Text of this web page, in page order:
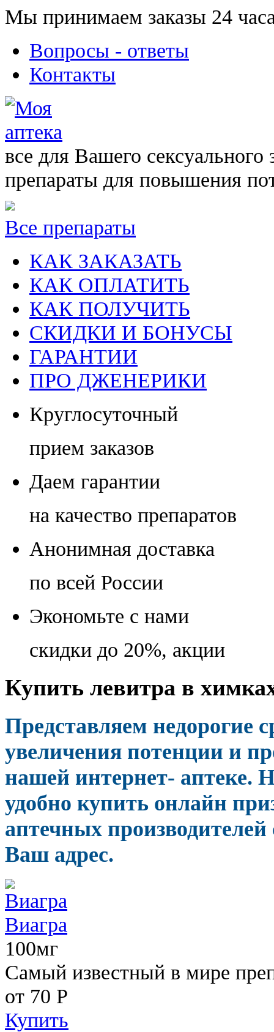
Мы принимаем заказы 24
Вопросы - ответы
Контакты
все для Вашего сексуального
препараты для повышения
Все препараты
КАК ЗАКАЗАТЬ
КАК ОПЛАТИТЬ
КАК ПОЛУЧИТЬ
СКИДКИ И БОНУСЫ
ГАРАНТИИ
ПРО ДЖЕНЕРИКИ
Круглосуточный
прием заказов
Даем гарантии
на качество препаратов
Анонимная доставка
по всей России
Экономьте с нами
скидки до 20%, акции
Купить левитра в
Представляем недорогие
увеличения потенции и
нашей интернет- аптеке.
удобно купить онлайн
аптечных
Ваш адрес.
Виагра
100мг
Самый известный в мире
от 70 Р
Купить